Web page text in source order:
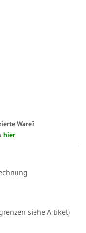
Ware?
hier
siehe Artikel)